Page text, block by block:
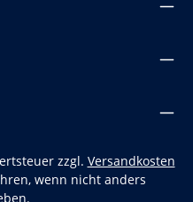
zzgl. Versandkosten
wenn nicht anders